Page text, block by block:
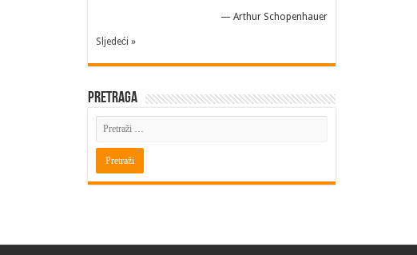
— Arthur Schopenhauer
Sljedeći »
Pretraga